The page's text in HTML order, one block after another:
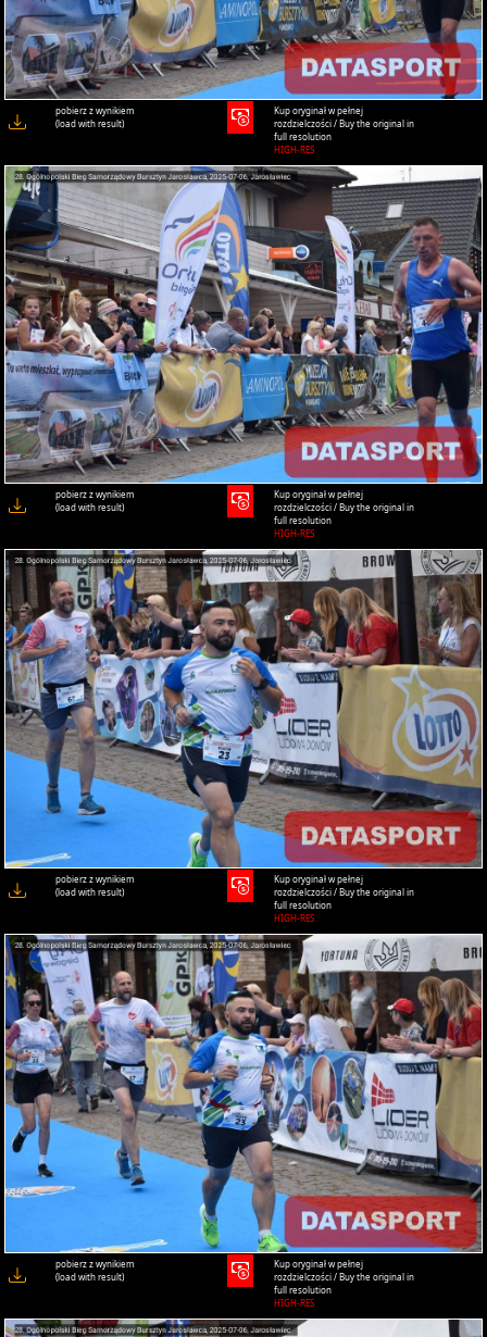
pobierz z wynikiem
(load with result)
Kup oryginał w pełnej
rozdzielczości / Buy the original in
full resolution
HIGH-RES
pobierz z wynikiem
(load with result)
Kup oryginał w pełnej
rozdzielczości / Buy the original in
full resolution
HIGH-RES
pobierz z wynikiem
(load with result)
Kup oryginał w pełnej
rozdzielczości / Buy the original in
full resolution
HIGH-RES
pobierz z wynikiem
(load with result)
Kup oryginał w pełnej
rozdzielczości / Buy the original in
full resolution
HIGH-RES